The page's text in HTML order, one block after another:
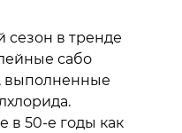
в тренде
сабо
выполненные
в 50-е годы как